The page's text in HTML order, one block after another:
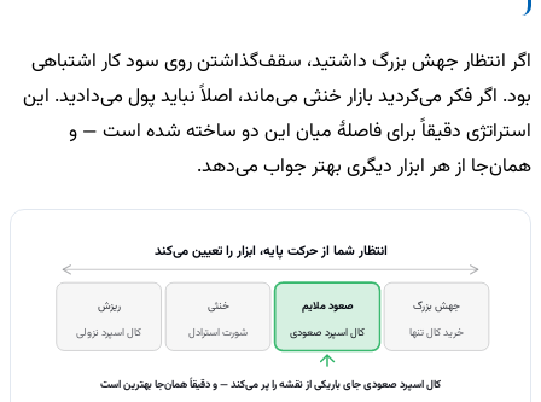
اگر انتظار جهش بزرگ داشتید، سقف‌گذاشتن روی سود کار اشتباهی
بود. اگر فکر می‌کردید بازار خنثی می‌ماند، اصلاً نباید پول می‌دادید. این
استراتژی دقیقاً برای فاصلهٔ میان این دو ساخته شده است — و
همان‌جا از هر ابزار دیگری بهتر جواب می‌دهد.
انتظار شما از حرکت پایه، ابزار را تعیین می‌کند
ریزش
کال اسپرد نزولی
خنثی
شورت استرادل
صعود ملایم
کال اسپرد صعودی
جهش بزرگ
خرید کال تنها
کال اسپرد صعودی جای باریکی از نقشه را پر می‌کند — و دقیقاً همان‌جا بهترین است